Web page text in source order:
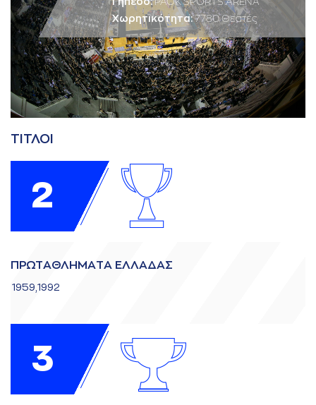
Χωρητικότητα:7780 Θεατές
ΤΙΤΛΟΙ
2
ΠΡΩΤAΘΛΗΜAΤA ΕΛΛAΔAΣ
1959,1992
3